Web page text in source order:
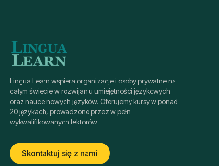
Lingua Learn wspiera organizacje i osoby prywatne na
całym świecie w rozwijaniu umiejętności językowych
oraz nauce nowych języków. Oferujemy kursy w ponad
20 językach, prowadzone przez w pełni
wykwalifikowanych lektorów.
Skontaktuj się z nami